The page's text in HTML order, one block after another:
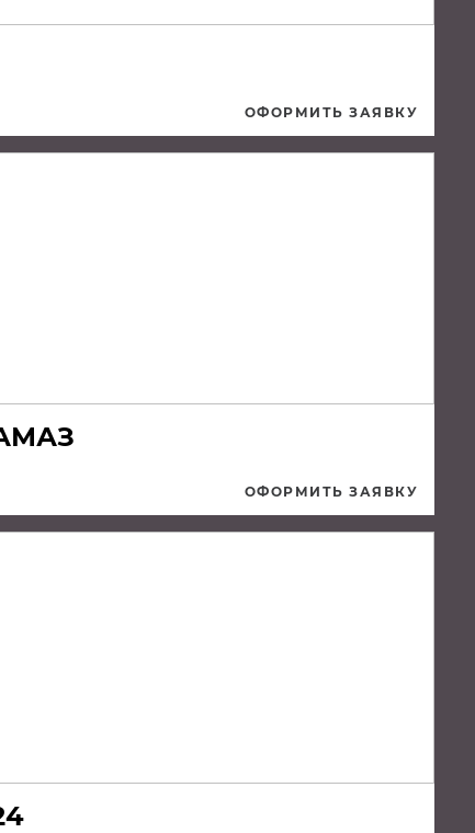
ОФОРМИТЬ ЗАЯВКУ
ОФОРМИТЬ ЗАЯВКУ